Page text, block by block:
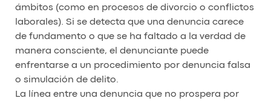
ámbitos (como en procesos de divorcio o conflictos
laborales). Si se detecta que una denuncia carece
de fundamento o que se ha faltado a la verdad de
manera consciente, el denunciante puede
enfrentarse a un procedimiento por denuncia falsa
o simulación de delito.
La línea entre una denuncia que no prospera por